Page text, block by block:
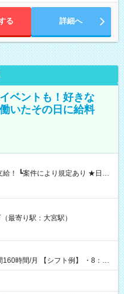
る 詳細へ
ベントも！好きな
いたその日に給料
その日に現金GET♪ お仕事後はコ
す！ 【試用期間】試
最寄り駅：大宮駅）
ト例】 ・8：00